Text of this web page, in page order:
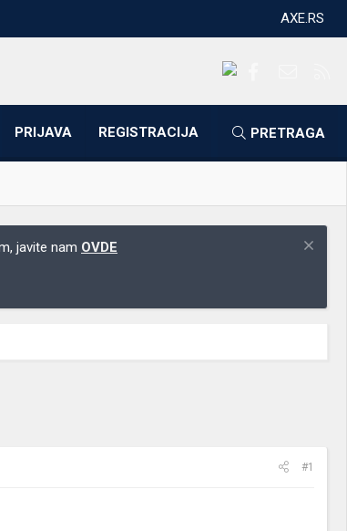
AXE.RS
PRIJAVA REGISTRACIJA PRETRAGA
javite nam OVDE
#1